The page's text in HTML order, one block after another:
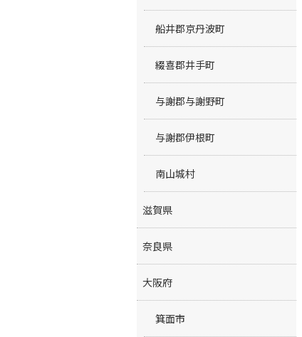
船井郡京丹波町
綴喜郡井手町
与謝郡与謝野町
与謝郡伊根町
南山城村
滋賀県
奈良県
大阪府
箕面市